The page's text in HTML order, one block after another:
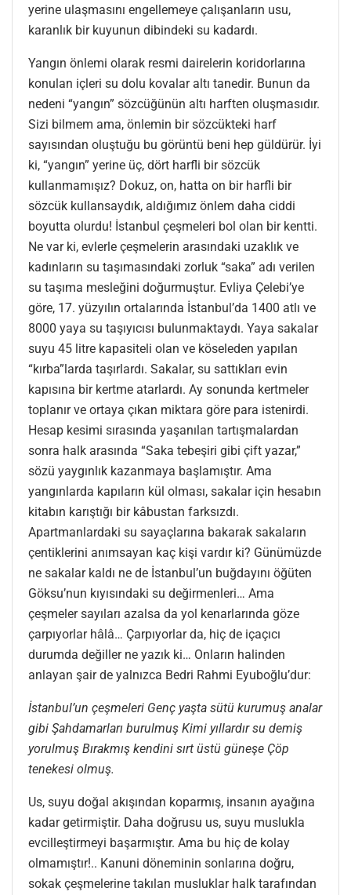
yerine ulaşmasını engellemeye çalışanların usu,
karanlık bir kuyunun dibindeki su kadardı.
Yangın önlemi olarak resmi dairelerin koridorlarına
konulan içleri su dolu kovalar altı tanedir. Bunun da
nedeni “yangın” sözcüğünün altı harften oluşmasıdır.
Sizi bilmem ama, önlemin bir sözcükteki harf
sayısından oluştuğu bu görüntü beni hep güldürür. İyi
ki, “yangın” yerine üç, dört harfli bir sözcük
kullanmamışız? Dokuz, on, hatta on bir harfli bir
sözcük kullansaydık, aldığımız önlem daha ciddi
boyutta olurdu! İstanbul çeşmeleri bol olan bir kentti.
Ne var ki, evlerle çeşmelerin arasındaki uzaklık ve
kadınların su taşımasındaki zorluk “saka” adı verilen
su taşıma mesleğini doğurmuştur. Evliya Çelebi’ye
göre, 17. yüzyılın ortalarında İstanbul’da 1400 atlı ve
8000 yaya su taşıyıcısı bulunmaktaydı. Yaya sakalar
suyu 45 litre kapasiteli olan ve köseleden yapılan
“kırba”larda taşırlardı. Sakalar, su sattıkları evin
kapısına bir kertme atarlardı. Ay sonunda kertmeler
toplanır ve ortaya çıkan miktara göre para istenirdi.
Hesap kesimi sırasında yaşanılan tartışmalardan
sonra halk arasında “Saka tebeşiri gibi çift yazar,”
sözü yaygınlık kazanmaya başlamıştır. Ama
yangınlarda kapıların kül olması, sakalar için hesabın
kitabın karıştığı bir kâbustan farksızdı.
Apartmanlardaki su sayaçlarına bakarak sakaların
çentiklerini anımsayan kaç kişi vardır ki? Günümüzde
ne sakalar kaldı ne de İstanbul’un buğdayını öğüten
Göksu’nun kıyısındaki su değirmenleri… Ama
çeşmeler sayıları azalsa da yol kenarlarında göze
çarpıyorlar hâlâ… Çarpıyorlar da, hiç de içaçıcı
durumda değiller ne yazık ki… Onların halinden
anlayan şair de yalnızca Bedri Rahmi Eyuboğlu’dur:
İstanbul’un çeşmeleri Genç yaşta sütü kurumuş analar
gibi Şahdamarları burulmuş Kimi yıllardır su demiş
yorulmuş Bırakmış kendini sırt üstü güneşe Çöp
tenekesi olmuş.
Us, suyu doğal akışından koparmış, insanın ayağına
kadar getirmiştir. Daha doğrusu us, suyu muslukla
evcilleştirmeyi başarmıştır. Ama bu hiç de kolay
olmamıştır!.. Kanuni döneminin sonlarına doğru,
sokak çeşmelerine takılan musluklar halk tarafından